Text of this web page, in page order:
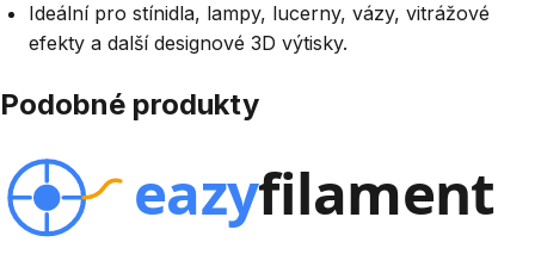
Ideální pro stínidla, lampy, lucerny, vázy, vitrážové
efekty a další designové 3D výtisky.
Podobné produkty